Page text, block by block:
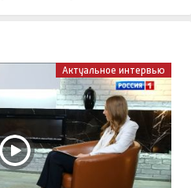
Актуальное интервью